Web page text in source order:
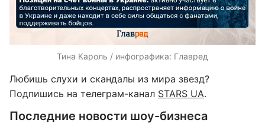
Тина Кароль / инфографика: Главред
Любишь слухи и скандалы из мира звезд?
Подпишись на телеграм-канал STARS UA.
Последние новости шоу-бизнеса